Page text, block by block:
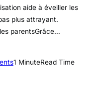
aide à éveiller les
plus attrayant.
parentsGrâce…
o1 MinuteRead Time